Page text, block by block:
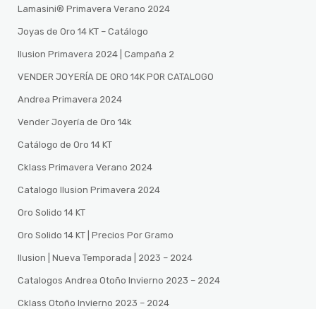
Lamasini®️ Primavera Verano 2024
Joyas de Oro 14 KT – Catálogo
Ilusion Primavera 2024 | Campaña 2
VENDER JOYERÍA DE ORO 14K POR CATALOGO
Andrea Primavera 2024
Vender Joyería de Oro 14k
Catálogo de Oro 14 KT
Cklass Primavera Verano 2024
Catalogo Ilusion Primavera 2024
Oro Solido 14 KT
Oro Solido 14 KT | Precios Por Gramo
Ilusion | Nueva Temporada | 2023 – 2024
Catalogos Andrea Otoño Invierno 2023 – 2024
Cklass Otoño Invierno 2023 – 2024